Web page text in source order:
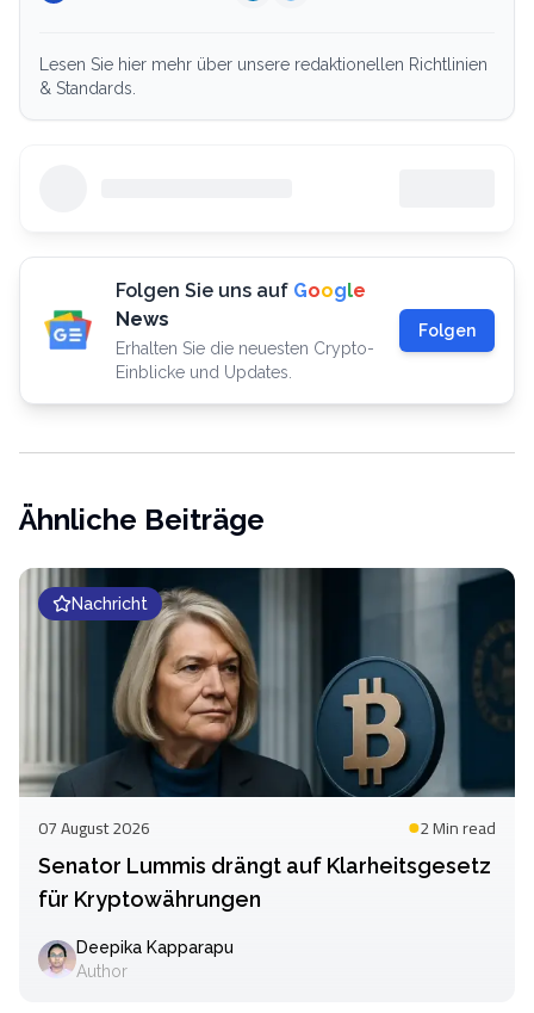
Lesen Sie hier mehr über unsere redaktionellen Richtlinien
& Standards.
Folgen Sie uns auf Google
News
Erhalten Sie die neuesten Crypto-
Einblicke und Updates.
Folgen
Ähnliche Beiträge
Nachricht
07 August 2026 2 Minread
Senator Lummis drängt auf Klarheitsgesetz
für Kryptowährungen
Deepika Kapparapu
Author